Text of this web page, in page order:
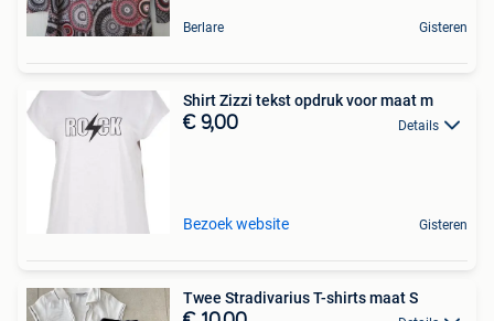
Berlare Gisteren
Shirt Zizzi tekst opdruk voor maat m
€ 9,00 Details
Bezoek website Gisteren
Twee Stradivarius T-shirts maat S